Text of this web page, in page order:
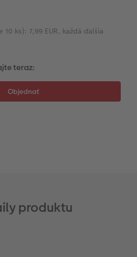
platňa
10 ks): 7,99 EUR, každá ďalšia
teraz:
produktu